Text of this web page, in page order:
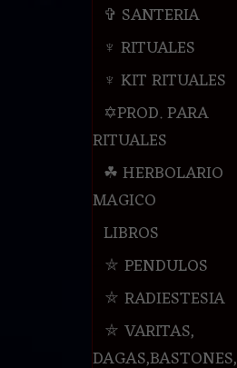
✞ SANTERIA
♆ RITUALES
♆ KIT RITUALES
✡PROD. PARA
RITUALES
☘ HERBOLARIO
MAGICO
LIBROS
⛤ PENDULOS
⛤ RADIESTESIA
⛤ VARITAS,
DAGAS,BASTONES,